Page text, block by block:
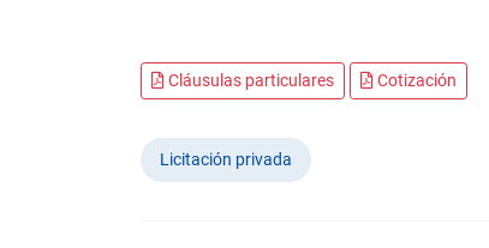
Cláusulas particulares Cotización
Licitación privada